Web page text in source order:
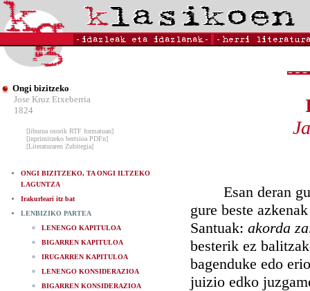
Ongi bizitzeko
Jose Kruz Etxeberria
1824
[liburua osorik RTF formatuan]
[inprimitzeko bertsioa PDFn]
[Literaturaren Zubitegia]
ONGI BIZITZEKO, TA ONGI ILTZEKO
LAGUNTZA
Irakurleari itz bat
LENBIZIKO PARTEA
LENENGO KAPITULOA
BIGARREN KAPITULOA
IRUGARREN KAPITULOA
LENENGO KONSIDERAZIOA
BIGARREN KONSIDERAZIOA
Esan deran
gure beste
Santuak: akorda
besterik ez
bagenduke edo
juizio edko